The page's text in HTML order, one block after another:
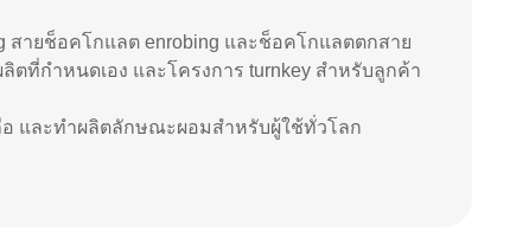
สายช็อคโกแลต enrobing และช็อคโกแลตตกสาย
ตที่กําหนดเอง และโครงการ turnkey สําหรับลูกค้า
และทําผลิตลักษณะผอมสําหรับผู้ใช้ทั่วโลก